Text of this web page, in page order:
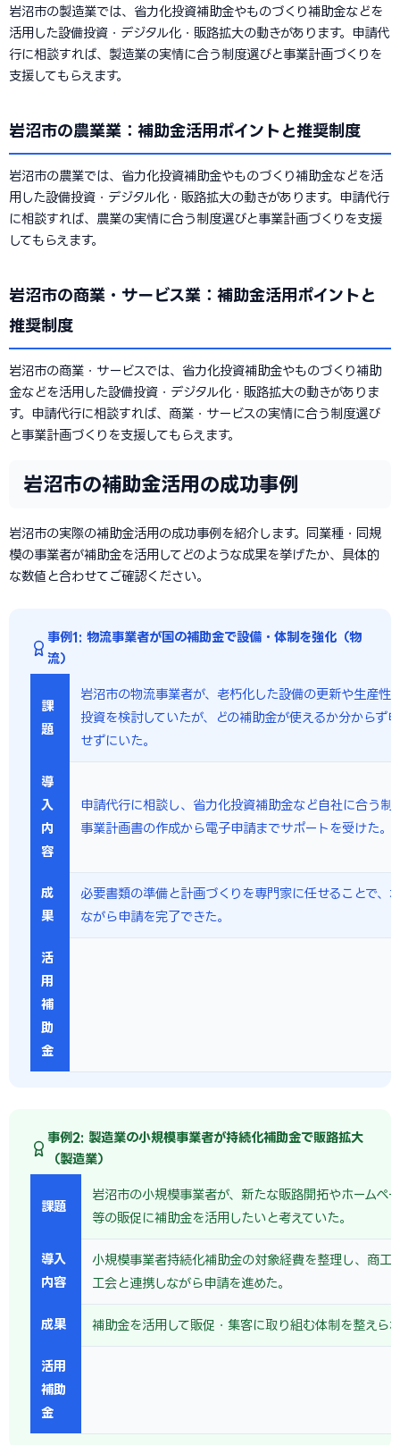
岩沼市の製造業では、省力化投資補助金やものづくり補助金などを
活用した設備投資・デジタル化・販路拡大の動きがあります。申請代
行に相談すれば、製造業の実情に合う制度選びと事業計画づくりを
支援してもらえます。
岩沼市の農業業：補助金活用ポイントと推奨制度
岩沼市の農業では、省力化投資補助金やものづくり補助金などを活
用した設備投資・デジタル化・販路拡大の動きがあります。申請代行
に相談すれば、農業の実情に合う制度選びと事業計画づくりを支援
してもらえます。
岩沼市の商業・サービス業：補助金活用ポイントと
推奨制度
岩沼市の商業・サービスでは、省力化投資補助金やものづくり補助
金などを活用した設備投資・デジタル化・販路拡大の動きがありま
す。申請代行に相談すれば、商業・サービスの実情に合う制度選び
と事業計画づくりを支援してもらえます。
岩沼市の補助金活用の成功事例
岩沼市の実際の補助金活用の成功事例を紹介します。同業種・同規
模の事業者が補助金を活用してどのような成果を挙げたか、具体的
な数値と合わせてご確認ください。
事例1: 物流事業者が国の補助金で設備・体制を強化（物
流）
課
題
岩沼市の物流事業者が、老朽化した設備の更新や生産性
投資を検討していたが、どの補助金が使えるか分からず
せずにいた。
導
入
内
容
申請代行に相談し、省力化投資補助金など自社に合う制
事業計画書の作成から電子申請までサポートを受けた。
成
果
必要書類の準備と計画づくりを専門家に任せることで、
ながら申請を完了できた。
活
用
補
助
金
事例2: 製造業の小規模事業者が持続化補助金で販路拡大
（製造業）
課題
岩沼市の小規模事業者が、新たな販路開拓やホームペ
等の販促に補助金を活用したいと考えていた。
導入
内容
小規模事業者持続化補助金の対象経費を整理し、商工
工会と連携しながら申請を進めた。
成果 補助金を活用して販促・集客に取り組む体制を整えら
活用
補助
金